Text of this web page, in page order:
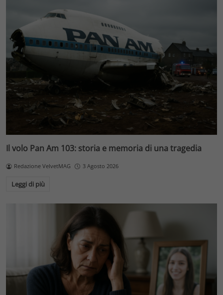
Il volo Pan Am 103: storia e memoria di una tragedia
Redazione VelvetMAG 3 Agosto 2026
Leggi di più